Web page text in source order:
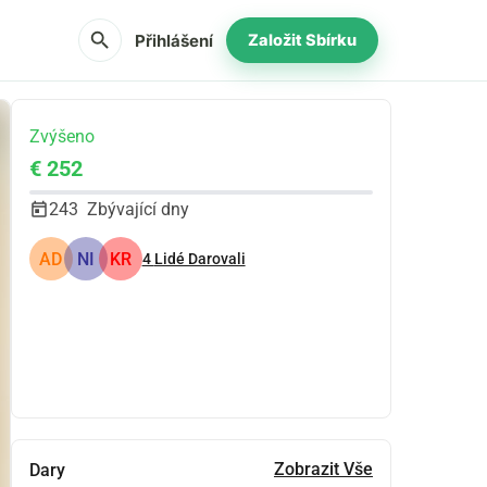
search Přihlášení Založit Sbírku
Zvýšeno
€ 252
243 Zbývající dny
AD NI KR 4 Lidé Darovali
Dary Zobrazit Vše